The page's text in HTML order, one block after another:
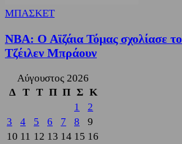
ΜΠΑΣΚΕΤ
NBA: Ο Αϊζάια Τόμας σχολίασε
Τζέιλεν Μπράουν
Αύγουστος 2026
Δ
Τ Τ Π Π Σ Κ
1
2
3
4 5 6 7 8
9
10 11 12 13 14 15 16